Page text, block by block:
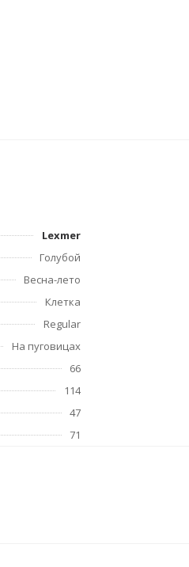
Lexmer
Голубой
Весна-лето
Клетка
Regular
На пуговицах
66
114
47
71